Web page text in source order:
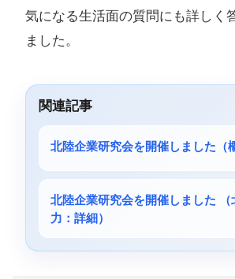
気になる生活面の質問にも詳しく
ました。
関連記事
北陸企業研究会を開催しました（
北陸企業研究会を開催しました （
力：詳細）